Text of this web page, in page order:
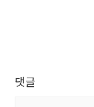
댓글